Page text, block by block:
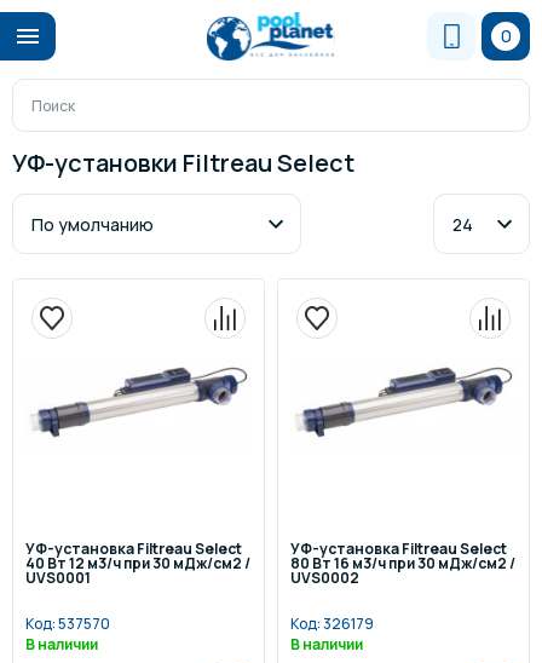
0
УФ-установки Filtreau Select
УФ-установка Filtreau Select
40 Вт 12 м3/ч при 30 мДж/см2 /
UVS0001
Код:537570
В наличии
УФ-установка Filtreau Select
80 Вт 16 м3/ч при 30 мДж/см2 /
UVS0002
Код:326179
В наличии